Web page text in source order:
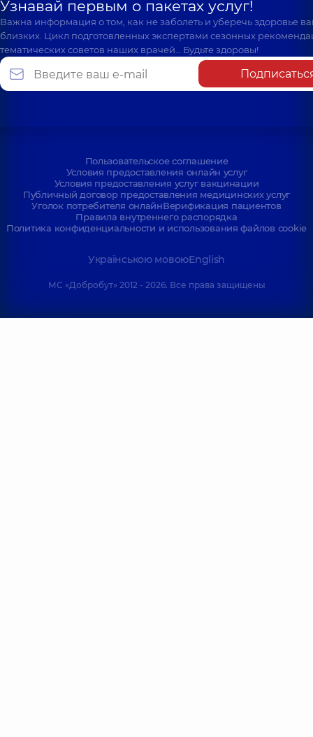
Узнавай первым о пакетах услуг!
Важна информация о том, как не заболеть и уберечь здоровье
близких. Цикл подготовленных экспертами сезонных
тематических советов наших врачей… Будьте здоровы!
Пользовательское соглашение
Условия предоставления онлайн услуг
Условия предоставления услуг вакцинации
Публичный договор предоставления медицинских услуг
Уголок потребителя онлайнВерификация пациентов
Правила внутреннего распорядка
Политика конфиденциальности и использования файлов cookie
Українською мовоюEnglish
МС «Добробут» 2012 - 2026. Все права защищены